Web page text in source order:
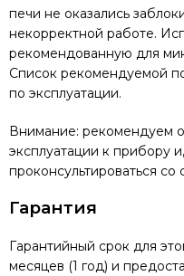
печи не оказались
некорректной работе.
рекомендованную для
Список рекомендуемой
по эксплуатации.
Внимание: рекомендуем
эксплуатации к прибору
проконсультироваться со
Гарантия
Гарантийный срок для
месяцев (1 год) и